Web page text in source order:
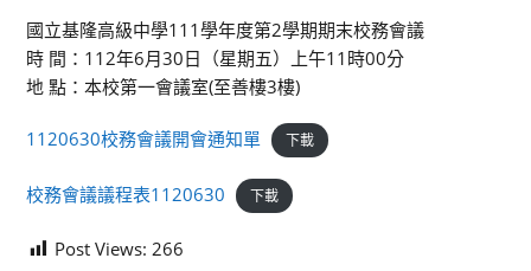
國立基隆高級中學111學年度第2學期期末校務會議
時 間：112年6月30日（星期五）上午11時00分
地 點：本校第一會議室(至善樓3樓)
1120630校務會議開會通知單 下載
校務會議議程表1120630 下載
Post Views: 266